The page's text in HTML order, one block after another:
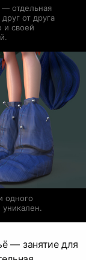
— отдельная
от друга
и своей
одного
— занятие для